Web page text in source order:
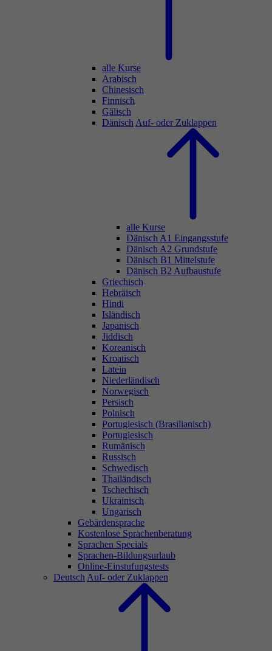
alle Kurse
Arabisch
Chinesisch
Finnisch
Gälisch
Dänisch Auf- oder Zuklappen
alle Kurse
Dänisch A1 Eingangsstufe
Dänisch A2 Grundstufe
Dänisch B1 Mittelstufe
Dänisch B2 Aufbaustufe
Griechisch
Hebräisch
Hindi
Isländisch
Japanisch
Jiddisch
Koreanisch
Kroatisch
Latein
Niederländisch
Norwegisch
Persisch
Polnisch
Portugiesisch (Brasilianisch)
Portugiesisch
Rumänisch
Russisch
Schwedisch
Thailändisch
Tschechisch
Ukrainisch
Ungarisch
Gebärdensprache
Kostenlose Sprachenberatung
Sprachen Specials
Sprachen-Bildungsurlaub
Online-Einstufungstests
Deutsch Auf- oder Zuklappen